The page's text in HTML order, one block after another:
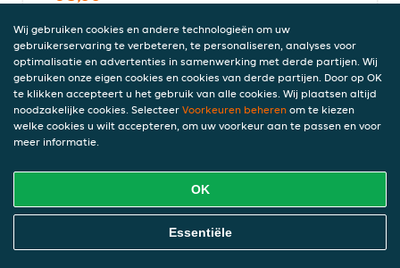
Klein broodje kipshoarma
Inclusief knoflooksaus
€ 7,50
incl. statiegeld (€ 0,00)
Groot broodje kipshoarma
Online Eten Bestellen
Wij gebruiken cookies en andere technologieën om uw
gebruikerservaring te verbeteren, te personaliseren, analyses voor
optimalisatie en advertenties in samenwerking met derde partijen. Wij
gebruiken onze eigen cookies en cookies van derde partijen. Door op OK
te klikken accepteert u het gebruik van alle cookies. Wij plaatsen altijd
noodzakelijke cookies. Selecteer Voorkeuren beheren om te kiezen
welke cookies u wilt accepteren, om uw voorkeur aan te passen en voor
meer informatie.
OK
Essentiële